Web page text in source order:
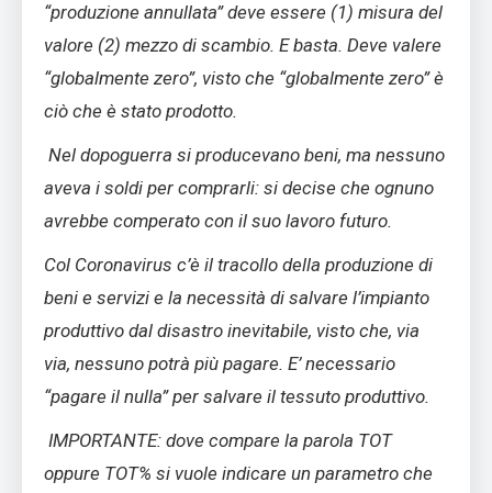
“produzione annullata” deve essere (1) misura del
valore (2) mezzo di scambio. E basta. Deve valere
“globalmente zero”, visto che “globalmente zero” è
ciò che è stato prodotto.
Nel dopoguerra si producevano beni, ma nessuno
aveva i soldi per comprarli: si decise che ognuno
avrebbe comperato con il suo lavoro futuro.
Col Coronavirus c’è il tracollo della produzione di
beni e servizi e la necessità di salvare l’impianto
produttivo dal disastro inevitabile, visto che, via
via, nessuno potrà più pagare. E’ necessario
“pagare il nulla” per salvare il tessuto produttivo.
IMPORTANTE: dove compare la parola TOT
oppure TOT% si vuole indicare un parametro che